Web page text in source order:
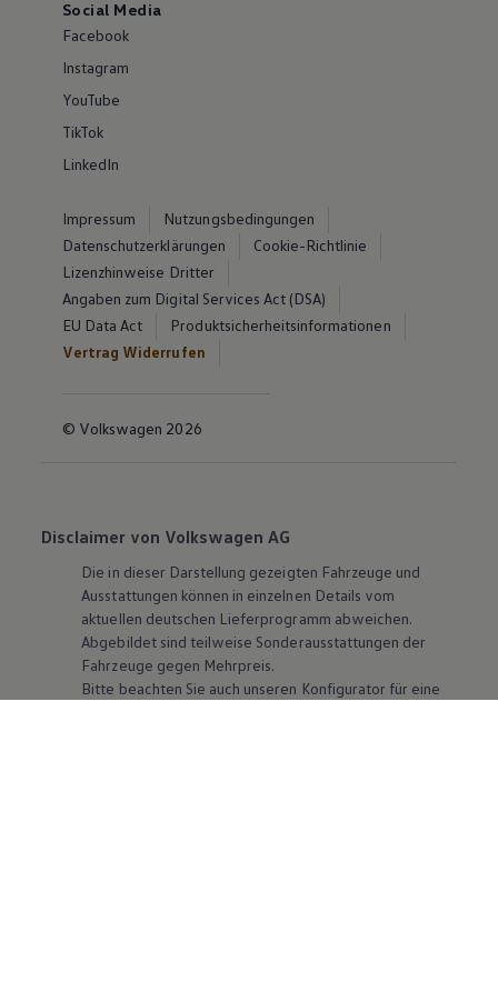
Social Media
Facebook
Instagram
YouTube
TikTok
LinkedIn
Impressum
Nutzungsbedingungen
Datenschutzerklärungen
Cookie-Richtlinie
Lizenzhinweise Dritter
Angaben zum Digital Services Act (DSA)
EU Data Act
Produktsicherheitsinformationen
Vertrag Widerrufen
© Volkswagen 2026
Disclaimer von Volkswagen AG
Die in dieser Darstellung gezeigten Fahrzeuge und
Ausstattungen können in einzelnen Details vom
aktuellen deutschen Lieferprogramm abweichen.
Abgebildet sind teilweise Sonderausstattungen der
Fahrzeuge gegen Mehrpreis.
Bitte beachten Sie auch unseren Konfigurator für eine